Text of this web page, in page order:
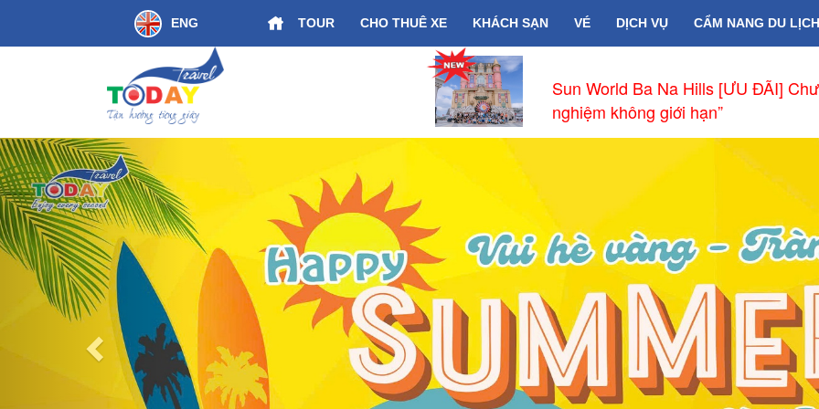
ENG TOUR CHO THUÊ XE KHÁCH SẠN VÉ DỊCH VỤ CẨM NANG DU LỊCH
Trung Huế - Đà Nẵng
Sun World Ba Na Hills [ƯU ĐÃI] Chưa Từng Có “Một
nghiệm không giới hạn”
Previous